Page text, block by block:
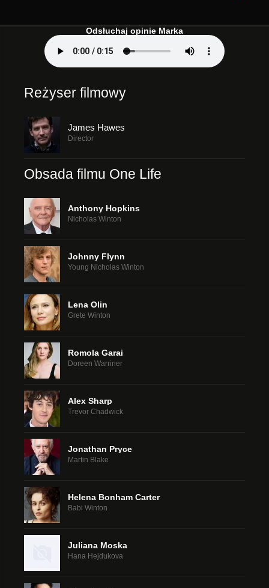
Odsłuchaj opinie Marka
Reżyser filmowy
James Hawes
Director
Obsada filmu One Life
Anthony Hopkins
Nicholas Winton
Johnny Flynn
Young Nicholas Winton
Lena Olin
Grete Winton
Romola Garai
Doreen Warriner
Alex Sharp
Trevor Chadwick
Jonathan Pryce
Martin Blake
Helena Bonham Carter
Babi Winton
Juliana Moska
Hana Hejdukova